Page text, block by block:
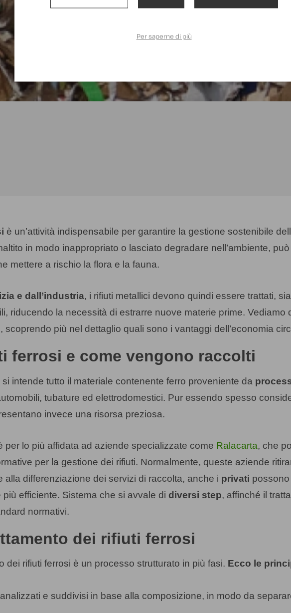
è un’attività indispensabile per garantire la gestione sostenibile
in modo inappropriato o lasciato degradare nell’ambiente, può
mettere a rischio la flora e la fauna.
e dall’industria, i rifiuti metallici devono quindi essere trattati,
riducendo la necessità di estrarre nuove materie prime.
, scoprendo più nel dettaglio quali sono i vantaggi dell’economia
ferrosi e come vengono raccolti
intende tutto il materiale contenente ferro proveniente da
tubature ed elettrodomestici. Pur essendo spesso
invece una risorsa preziosa.
per lo più affidata ad aziende specializzate come Ralacarta, che
per la gestione dei rifiuti. Normalmente, queste aziende
alla differenziazione dei servizi di raccolta, anche i privati
efficiente. Sistema che si avvale di diversi step, affinché il
normativi.
dei rifiuti ferrosi
dei rifiuti ferrosi è un processo strutturato in più fasi. Ecco le
e suddivisi in base alla composizione, in modo da
Per saperne di più